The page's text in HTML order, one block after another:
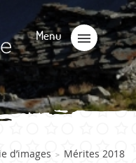
d’images > Mérites 2018